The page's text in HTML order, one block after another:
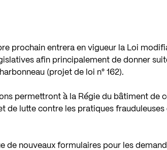
prochain entrera en vigueur la Loi
afin principalement de donner
(projet de loi n° 162).
permettront à la Régie du bâtiment de
de lutte contre les pratiques
de nouveaux formulaires pour les